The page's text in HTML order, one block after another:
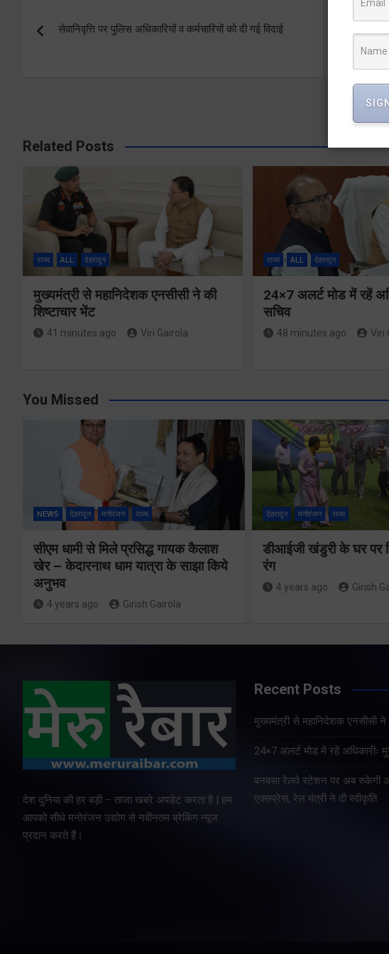
navigation
सेवानिवृत्ति पर पुलिस अधिकारियों व कर्मचारियों को दी गई विदाई
Related Posts
राज्य ALL देहरादून
मुख्यमंत्री से महानिदेशक एनसीसी ने की
शिष्टाचार भेंट
41 minutes ago Viri Gairola
राज्य ALL देहरादून
24×7 अलर्ट मोड में रहें
सचिव
48 minutes ago Viri
You Missed
NEWS देहरादून मनोरंजन राज्य
सीएम धामी से मिले प्रसिद्ध गायक कैलाश
खेर – केदारनाथ धाम यात्रा के साझा किये
अनुभव
4 years ago Girish Gairola
देहरादून मनोरंजन राज्य
डीआईजी खंडुरी के घर पर
रंग
4 years ago Girish
देश दुनिया की हर बड़ी – ताजा खबरे अपडेट करता है | हम
आपको सीधे मनोरंजन उद्योग से नवीनतम ब्रेकिंग न्यूज
प्रदान करते हैं।
Recent Posts
मुख्यमंत्री से महानिदेशक एनसीसी ने
24×7 अलर्ट मोड में रहें अधिकारीः
बनबसा रेलवे स्टेशन पर अब रुकेगी
एक्सप्रेस, रेल मंत्री ने दी स्वीकृति
मंच पर
लिए
सम्मान
कर
Share
के अध्यक्ष एवं
कर्नल
गंभीर आरोप
कहा…